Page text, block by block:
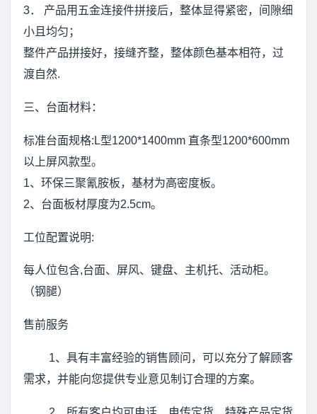
3． 产品用五金连接件拼接后，整体显得紧密，间隙细
小且均匀；
整件产品拼接好，接缝齐整，整体颜色基本相符，过
渡自然.
三、台面材料：
标准台面规格:L型1200*1400mm 直条型1200*600mm
以上屏风款型。
1、环保三聚氰胺板，基材为高密度板。
2、台面板材厚度为2.5cm。
工位配置说明:
每人位包含,台面、屏风、键盘、主机托、活动柜。
（钢腿）
售前服务
1、具有丰富经验的销售顾问，可以充分了解顾客
需求，并能向您提供专业意见制订合理的方案。